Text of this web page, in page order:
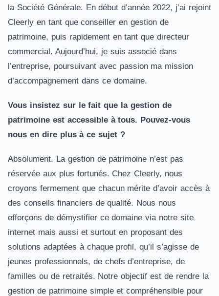
la Société Générale. En début d’année 2022, j’ai rejoint
Cleerly en tant que conseiller en gestion de
patrimoine, puis rapidement en tant que directeur
commercial. Aujourd’hui, je suis associé dans
l’entreprise, poursuivant avec passion ma mission
d’accompagnement dans ce domaine.
Vous insistez sur le fait que la gestion de
patrimoine est accessible à tous. Pouvez-vous
nous en dire plus à ce sujet ?
Absolument. La gestion de patrimoine n’est pas
réservée aux plus fortunés. Chez Cleerly, nous
croyons fermement que chacun mérite d’avoir accès à
des conseils financiers de qualité. Nous nous
efforçons de démystifier ce domaine via notre site
internet mais aussi et surtout en proposant des
solutions adaptées à chaque profil, qu’il s’agisse de
jeunes professionnels, de chefs d’entreprise, de
familles ou de retraités. Notre objectif est de rendre la
gestion de patrimoine simple et compréhensible pour